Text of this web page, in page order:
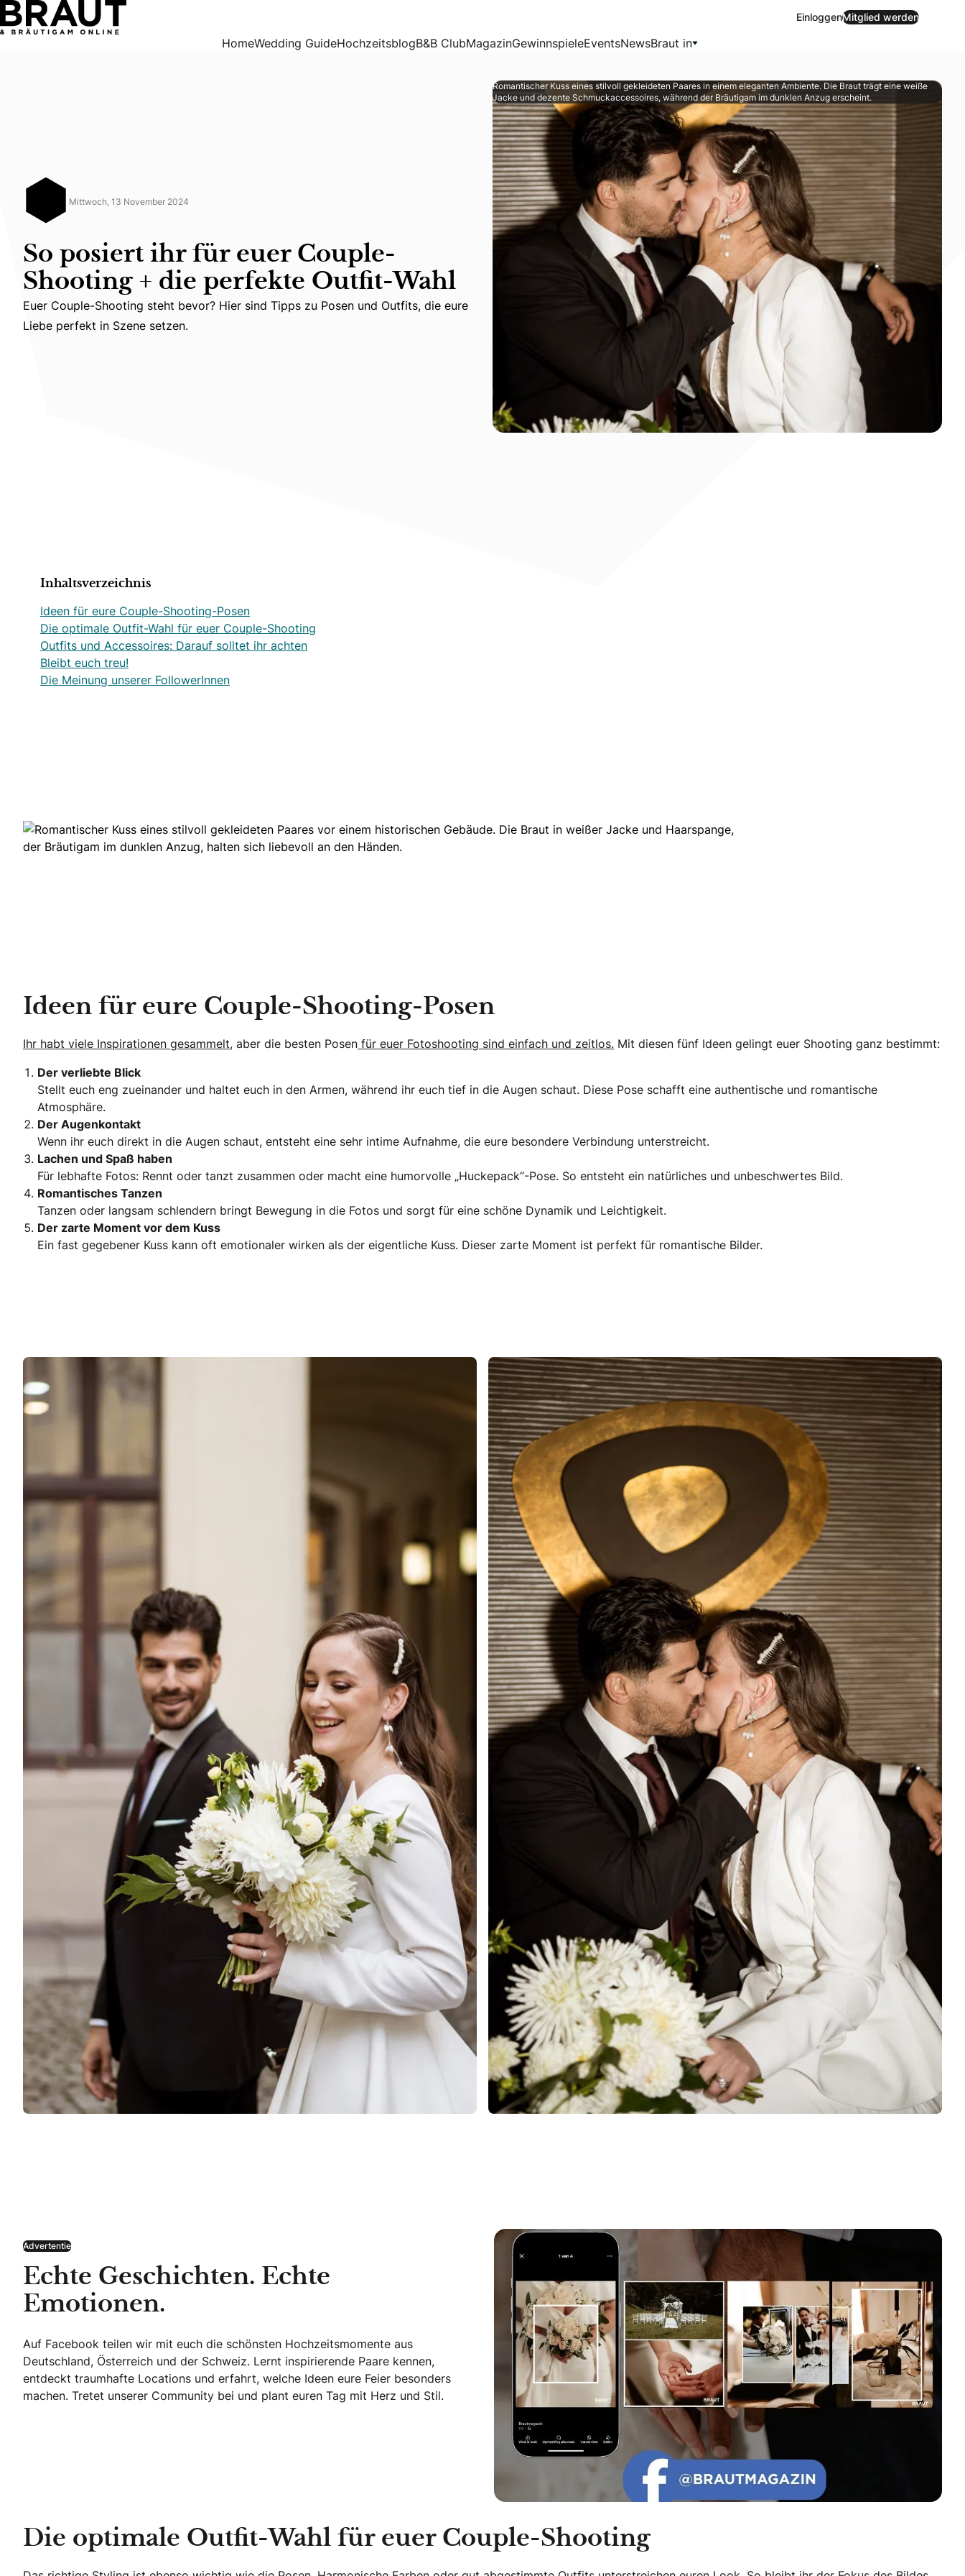
So posiert ihr für euer Couple-Shooting + die perfekte Outfit-Wahl
EinloggenMitglied werden
HomeWedding GuideHochzeitsblogB&B ClubMagazinGewinnspieleEventsNewsBraut in
Mittwoch, 13 November 2024
So posiert ihr für euer Couple-
Shooting + die perfekte Outfit-Wahl
Euer Couple-Shooting steht bevor? Hier sind Tipps zu Posen und Outfits, die eure Liebe perfekt in Szene setzen.
Euer Couple-Shooting steht bevor? Hier sind Tipps zu Posen und Outfits, die eure
Liebe perfekt in Szene setzen.
Romantischer Kuss eines stilvoll gekleideten Paares in einem eleganten Ambiente. Die Braut trägt eine weiße
Jacke und dezente Schmuckaccessoires, während der Bräutigam im dunklen Anzug erscheint.
Inhaltsverzeichnis
Ideen für eure Couple-Shooting-Posen
Die optimale Outfit-Wahl für euer Couple-Shooting
Outfits und Accessoires: Darauf solltet ihr achten
Bleibt euch treu!
Die Meinung unserer FollowerInnen
Ideen für eure Couple-Shooting-Posen
Ihr habt viele Inspirationen gesammelt, aber die besten Posen für euer Fotoshooting sind einfach und zeitlos. Mit diesen fünf Ideen gelingt euer Shooting ganz bestimmt:
Der verliebte Blick
Stellt euch eng zueinander und haltet euch in den Armen, während ihr euch tief in die Augen schaut. Diese Pose schafft eine authentische und romantische
Atmosphäre.
Der Augenkontakt
Wenn ihr euch direkt in die Augen schaut, entsteht eine sehr intime Aufnahme, die eure besondere Verbindung unterstreicht.
Lachen und Spaß haben
Für lebhafte Fotos: Rennt oder tanzt zusammen oder macht eine humorvolle „Huckepack“-Pose. So entsteht ein natürliches und unbeschwertes Bild.
Romantisches Tanzen
Tanzen oder langsam schlendern bringt Bewegung in die Fotos und sorgt für eine schöne Dynamik und Leichtigkeit.
Der zarte Moment vor dem Kuss
Ein fast gegebener Kuss kann oft emotionaler wirken als der eigentliche Kuss. Dieser zarte Moment ist perfekt für romantische Bilder.
Advertentie
Echte Geschichten. Echte
Emotionen.
Auf Facebook teilen wir mit euch die schönsten Hochzeitsmomente aus
Deutschland, Österreich und der Schweiz. Lernt inspirierende Paare kennen,
entdeckt traumhafte Locations und erfahrt, welche Ideen eure Feier besonders
machen. Tretet unserer Community bei und plant euren Tag mit Herz und Stil.
Die optimale Outfit-Wahl für euer Couple-Shooting